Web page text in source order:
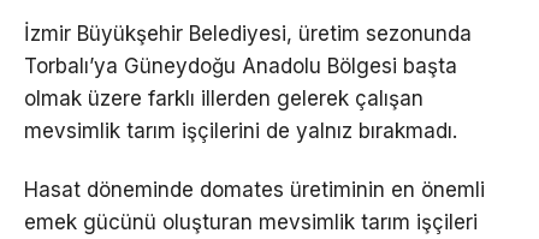
İzmir Büyükşehir Belediyesi, üretim sezonunda
Torbalı’ya Güneydoğu Anadolu Bölgesi başta
olmak üzere farklı illerden gelerek çalışan
mevsimlik tarım işçilerini de yalnız bırakmadı.
Hasat döneminde domates üretiminin en önemli
emek gücünü oluşturan mevsimlik tarım işçileri